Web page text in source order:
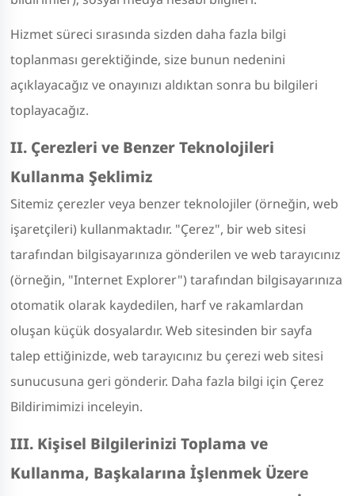
Hizmet süreci sırasında sizden daha fazla bilgi
toplanması gerektiğinde, size bunun nedenini
açıklayacağız ve onayınızı aldıktan sonra bu bilgileri
toplayacağız.
II. Çerezleri ve Benzer Teknolojileri
Kullanma Şeklimiz
Sitemiz çerezler veya benzer teknolojiler (örneğin, web
işaretçileri) kullanmaktadır. "Çerez", bir web sitesi
tarafından bilgisayarınıza gönderilen ve web tarayıcınız
(örneğin, "Internet Explorer") tarafından bilgisayarınıza
otomatik olarak kaydedilen, harf ve rakamlardan
oluşan küçük dosyalardır. Web sitesinden bir sayfa
talep ettiğinizde, web tarayıcınız bu çerezi web sitesi
sunucusuna geri gönderir. Daha fazla bilgi için Çerez
Bildirimimizi inceleyin.
III. Kişisel Bilgilerinizi Toplama ve
Kullanma, Başkalarına İşlenmek Üzere